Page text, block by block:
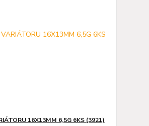
16X13MM 6,5G 6KS (3921)